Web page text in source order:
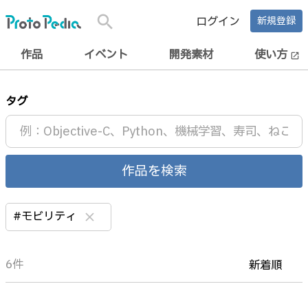
search ログイン 新規登録
作品 イベント 開発素材 使い方 open_in_new
タグ
作品を検索
#モビリティ clear
6件 新着順